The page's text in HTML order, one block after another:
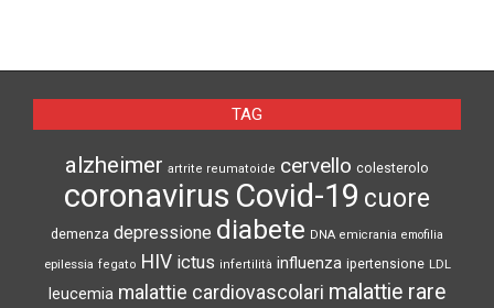
TAG
alzheimer artrite reumatoide cervello colesterolo
coronavirus Covid-19 cuore
demenza depressione diabete DNA emicrania emofilia
epilessia fegato HIV ictus infertilità influenza ipertensione LDL
leucemia malattie cardiovascolari malattie rare